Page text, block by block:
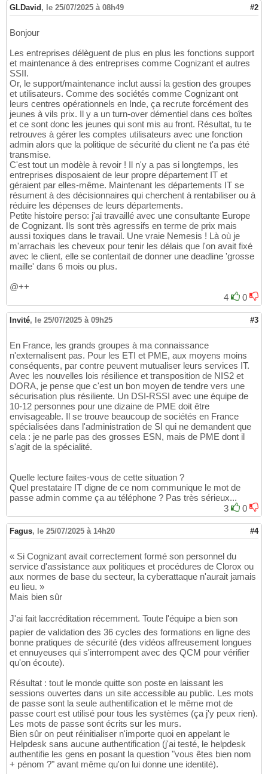
GLDavid, le 25/07/2025 à 08h49 #2
Bonjour
Les entreprises délèguent de plus en plus les fonctions support
et maintenance à des entreprises comme Cognizant et autres
SSII.
Or, le support/maintenance inclut aussi la gestion des groupes
et utilisateurs. Comme des sociétés comme Cognizant ont
leurs centres opérationnels en Inde, ça recrute forcément des
jeunes à vils prix. Il y a un turn-over démentiel dans ces boîtes
et ce sont donc les jeunes qui sont mis au front. Résultat, tu te
retrouves à gérer les comptes utilisateurs avec une fonction
admin alors que la politique de sécurité du client ne t'a pas été
transmise.
C'est tout un modèle à revoir ! Il n'y a pas si longtemps, les
entreprises disposaient de leur propre département IT et
géraient par elles-même. Maintenant les départements IT se
résument à des décisionnaires qui cherchent à rentabiliser ou à
réduire les dépenses de leurs départements.
Petite histoire perso: j'ai travaillé avec une consultante Europe
de Cognizant. Ils sont très agressifs en terme de prix mais
aussi toxiques dans le travail. Une vraie Nemesis ! Là où je
m'arrachais les cheveux pour tenir les délais que l'on avait fixé
avec le client, elle se contentait de donner une deadline 'grosse
maille' dans 6 mois ou plus.
@++
4
0
Invité, le 25/07/2025 à 09h25 #3
En France, les grands groupes à ma connaissance
n'externalisent pas. Pour les ETI et PME, aux moyens moins
conséquents, par contre peuvent mutualiser leurs services IT.
Avec les nouvelles lois résilience et transposition de NIS2 et
DORA, je pense que c'est un bon moyen de tendre vers une
sécurisation plus résiliente. Un DSI-RSSI avec une équipe de
10-12 personnes pour une dizaine de PME doit être
envisageable. Il se trouve beaucoup de sociétés en France
spécialisées dans l'administration de SI qui ne demandent que
cela : je ne parle pas des grosses ESN, mais de PME dont il
s'agit de la spécialité.
Quelle lecture faites-vous de cette situation ?
Quel prestataire IT digne de ce nom communique le mot de
passe admin comme ça au téléphone ? Pas très sérieux...
3
0
Fagus, le 25/07/2025 à 14h20 #4
« Si Cognizant avait correctement formé son personnel du
service d'assistance aux politiques et procédures de Clorox ou
aux normes de base du secteur, la cyberattaque n'aurait jamais
eu lieu. »
Mais bien sûr
J'ai fait laccréditation récemment. Toute l'équipe a bien son
papier de validation des 36 cycles des formations en ligne des
bonne pratiques de sécurité (des vidéos affreusement longues
et ennuyeuses qui s'interrompent avec des QCM pour vérifier
qu'on écoute).
Résultat : tout le monde quitte son poste en laissant les
sessions ouvertes dans un site accessible au public. Les mots
de passe sont la seule authentification et le même mot de
passe court est utilisé pour tous les systèmes (ça j'y peux rien).
Les mots de passe sont écrits sur les murs.
Bien sûr on peut réinitialiser n'importe quoi en appelant le
Helpdesk sans aucune authentification (j'ai testé, le helpdesk
authentifie les gens en posant la question "vous êtes bien nom
+ pénom ?" avant même qu'on lui donne une identité).